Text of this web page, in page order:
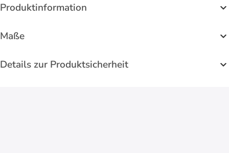
Produktinformation
Maße
Details zur Produktsicherheit